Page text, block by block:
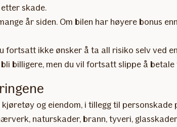
skade.
år siden. Om bilen har høyere bonus
fortsatt ikke ønsker å ta all risiko selv
billigere, men du vil fortsatt slippe å
og eiendom, i tillegg til personskade
naturskader, brann, tyveri,